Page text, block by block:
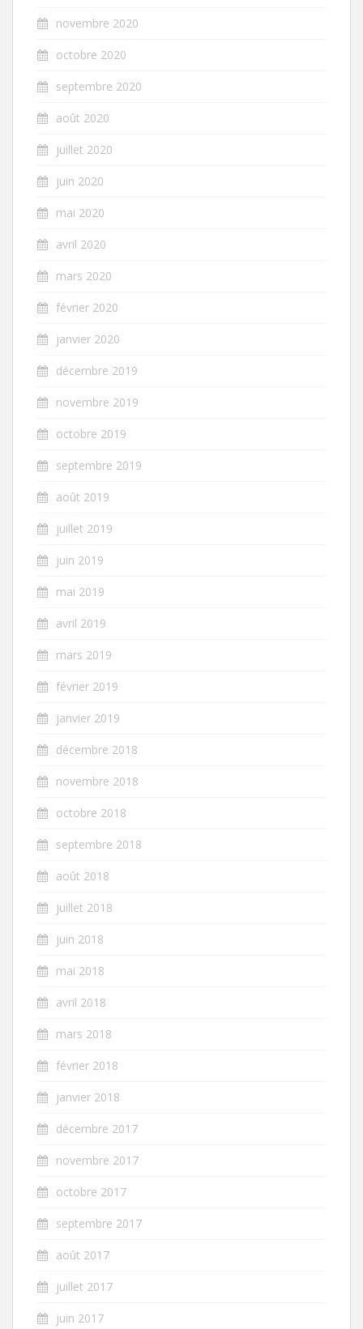
novembre 2020
octobre 2020
septembre 2020
août 2020
juillet 2020
juin 2020
mai 2020
avril 2020
mars 2020
février 2020
janvier 2020
décembre 2019
novembre 2019
octobre 2019
septembre 2019
août 2019
juillet 2019
juin 2019
mai 2019
avril 2019
mars 2019
février 2019
janvier 2019
décembre 2018
novembre 2018
octobre 2018
septembre 2018
août 2018
juillet 2018
juin 2018
mai 2018
avril 2018
mars 2018
février 2018
janvier 2018
décembre 2017
novembre 2017
octobre 2017
septembre 2017
août 2017
juillet 2017
juin 2017